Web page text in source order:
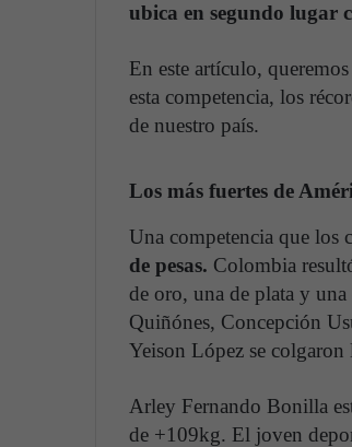
ubica en segundo lugar
En este artículo,
esta competencia, los
de nuestro país.
Los más fuertes de
Una competencia que los
de pesas. Colombia
de oro, una de plata y
Quiñónes, Concepción
Yeison López se
Arley Fernando Bonilla
de +109kg. El joven